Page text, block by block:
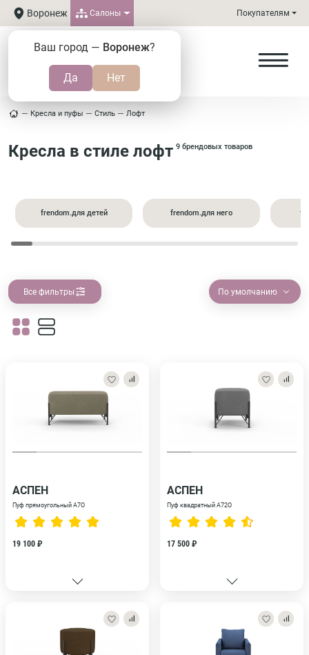
Воронеж
Ваш город — Воронеж?
Салоны Покупателям
Кресла и пуфы Стиль Лофт
Кресла в стиле лофт 9 брендовых товаров
frendom.для детей frendom.для него
Все фильтры По умолчанию
АСПЕН
Пуф прямоугольный А7О
19 100 ₽
АСПЕН
Пуф квадратный A72O
17 500 ₽